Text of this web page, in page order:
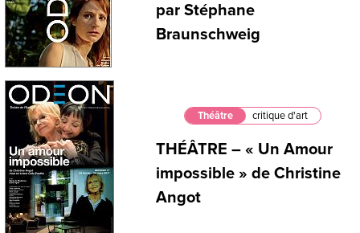
par Stéphane
Braunschweig
Théâtre critique d'art
THÉÂTRE – « Un Amour
impossible » de Christine
Angot